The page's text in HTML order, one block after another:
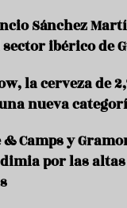
Sánchez
ibérico de
la cerveza de
nueva
Camps y
por las altas